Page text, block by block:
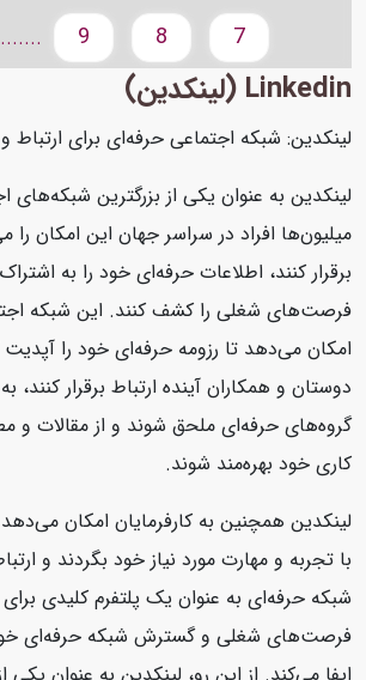
.......
Linkedin (لینکدین)
لینکدین: شبکه اجتماعی حرفه‌ای برای ارتباط و
لینکدین به عنوان یکی از بزرگترین شبکه‌های
میلیون‌ها افراد در سراسر جهان این امکان را
برقرار کنند، اطلاعات حرفه‌ای خود را به اشتراک
فرصت‌های شغلی را کشف کنند. این شبکه
امکان می‌دهد تا رزومه حرفه‌ای خود را آپدیت
دوستان و همکاران آینده ارتباط برقرار کنند،
گروه‌های حرفه‌ای ملحق شوند و از مقالات و
کاری خود بهره‌مند شوند.
لینکدین همچنین به کارفرمایان امکان می‌دهد
با تجربه و مهارت مورد نیاز خود بگردند و ارتباط
شبکه حرفه‌ای به عنوان یک پلتفرم کلیدی برای
فرصت‌های شغلی و گسترش شبکه حرفه‌ای